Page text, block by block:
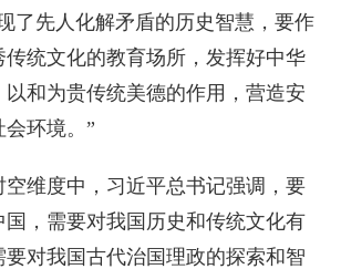
了先人化解矛盾的历史智慧，要作
传统文化的教育场所，发挥好中华
以和为贵传统美德的作用，营造安
环境。”
空维度中，习近平总书记强调，要
，需要对我国历史和传统文化有
对我国古代治国理政的探索和智